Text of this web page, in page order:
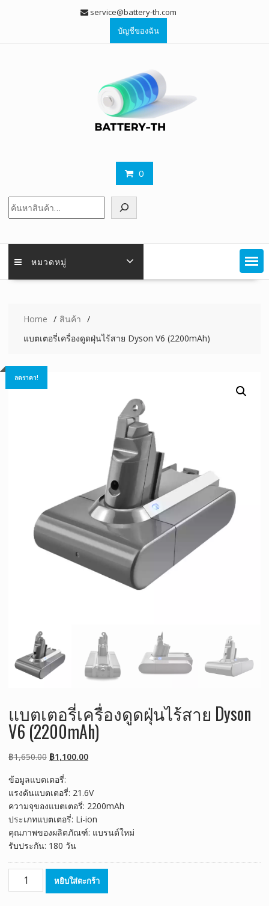
service@battery-th.com
บัญชีของฉัน
0
หมวดหมู่
Home
สินค้า
แบตเตอรี่เครื่องดูดฝุ่นไร้สาย Dyson V6 (2200mAh)
ลดราคา!
แบตเตอรี่เครื่องดูดฝุ่นไร้สาย Dyson
V6 (2200mAh)
฿1,650.00 Original
was:
฿1,650.00.
฿1,100.00Current
฿1,100.00.
ข้อมูลแบตเตอรี่:
แรงดันแบตเตอรี่: 21.6V
ความจุของแบตเตอรี่: 2200mAh
ประเภทแบตเตอรี่: Li-ion
คุณภาพของผลิตภัณฑ์: แบรนด์ใหม่
รับประกัน: 180 วัน
จำนวน
แบตเตอรี่
หยิบใส่ตะกร้า